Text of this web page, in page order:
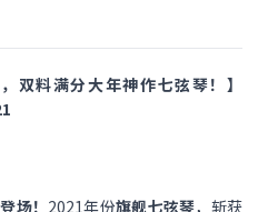
双料满分大年神作七弦琴！】
场！ 2021年份旗舰七弦琴，斩获